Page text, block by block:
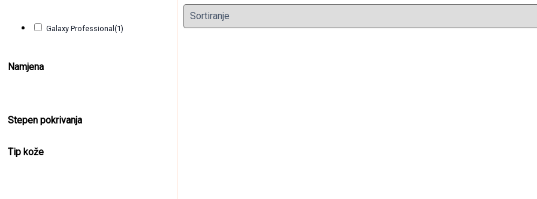
Galaxy Professional(1)
Namjena
Stepen pokrivanja
Tip kože